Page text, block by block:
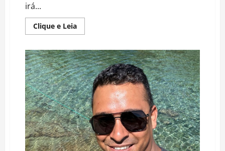
irá...
Clique e LeiaRead
more
SANTOS
PARTICIPARÁ
DA
BIENAL
INTERNACIONAL
DE
SÃO
PAULO
E
APRESENTARÁ
O
LIVRO
“CRIANÇA
HIPERATIVA”